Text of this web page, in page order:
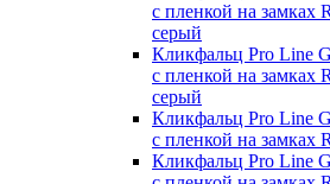
с пленкой на замках
серый
Кликфальц Pro Line
с пленкой на замках
серый
Кликфальц Pro Line
с пленкой на замках
Кликфальц Pro Line